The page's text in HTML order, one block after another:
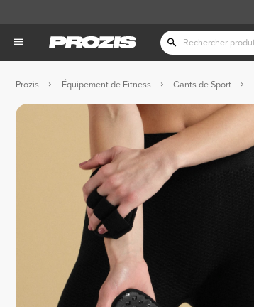
Prozis Équipement de Fitness Gants de Sport